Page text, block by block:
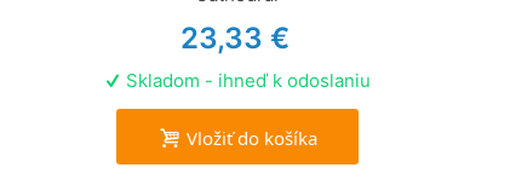
23,33 €
Skladom - ihneď k odoslaniu
Vložiť do košíka